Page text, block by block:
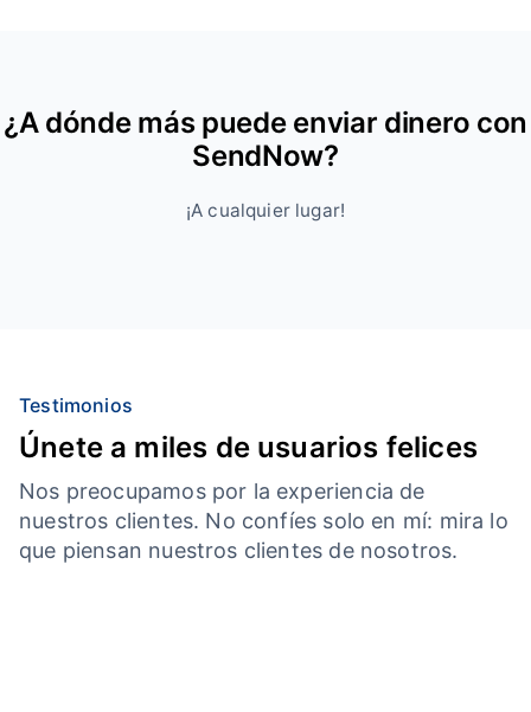
¿A dónde más puede enviar dinero con
SendNow?
¡A cualquier lugar!
Testimonios
Únete a miles de usuarios felices
Nos preocupamos por la experiencia de
nuestros clientes. No confíes solo en mí: mira lo
que piensan nuestros clientes de nosotros.